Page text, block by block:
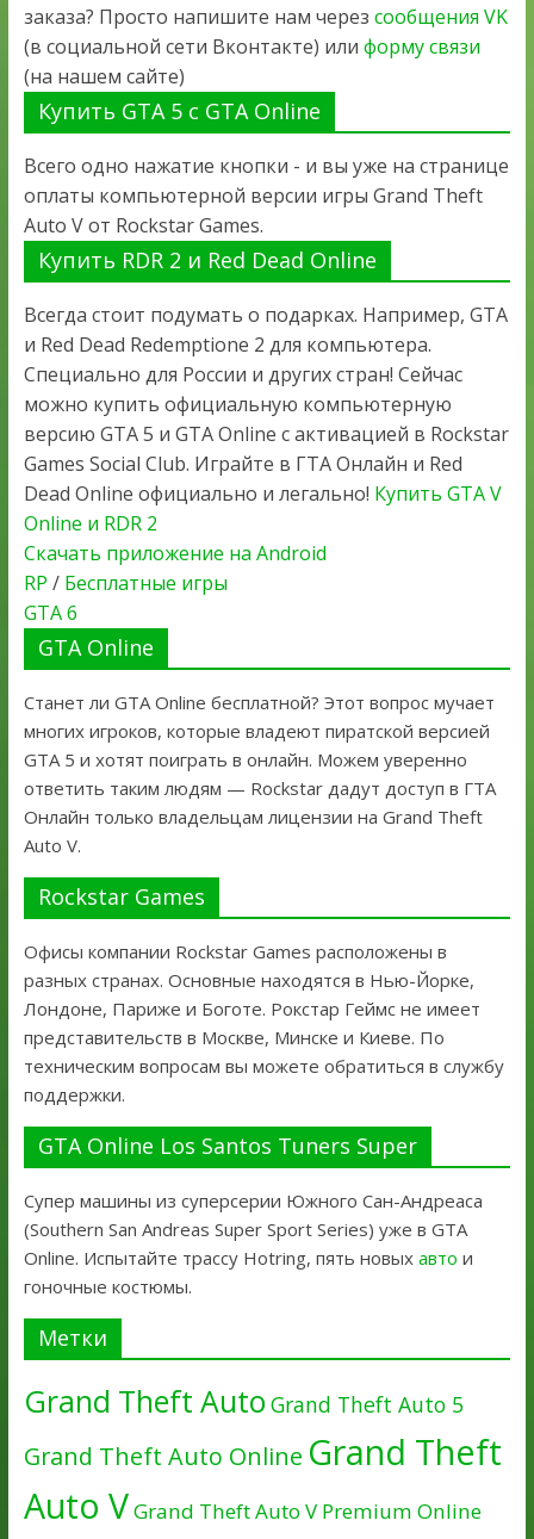
заказа? Просто напишите нам через сообщения VK
(в социальной сети Вконтакте) или форму связи
(на нашем сайте)
Купить GTA 5 с GTA Online
Всего одно нажатие кнопки - и вы уже на странице
оплаты компьютерной версии игры Grand Theft
Auto V от Rockstar Games.
Купить RDR 2 и Red Dead Online
Всегда стоит подумать о подарках. Например, GTA
и Red Dead Redemptione 2 для компьютера.
Специально для России и других стран! Сейчас
можно купить официальную компьютерную
версию GTA 5 и GTA Online с активацией в Rockstar
Games Social Club. Играйте в ГТА Онлайн и Red
Dead Online официально и легально! Купить GTA V
Online и RDR 2
Скачать приложение на Android
RP / Бесплатные игры
GTA 6
GTA Online
Станет ли GTA Online бесплатной? Этот вопрос мучает
многих игроков, которые владеют пиратской версией
GTA 5 и хотят поиграть в онлайн. Можем уверенно
ответить таким людям — Rockstar дадут доступ в ГТА
Онлайн только владельцам лицензии на Grand Theft
Auto V.
Rockstar Games
Офисы компании Rockstar Games расположены в
разных странах. Основные находятся в Нью-Йорке,
Лондоне, Париже и Боготе. Рокстар Геймс не имеет
представительств в Москве, Минске и Киеве. По
техническим вопросам вы можете обратиться в службу
поддержки.
GTA Online Los Santos Tuners Super
Супер машины из суперсерии Южного Сан-Андреаса
(Southern San Andreas Super Sport Series) уже в GTA
Online. Испытайте трассу Hotring, пять новых авто и
гоночные костюмы.
Метки
Grand Theft Auto Grand Theft Auto 5
Grand Theft Auto Online Grand Theft
Auto VGrand Theft Auto V Premium Online